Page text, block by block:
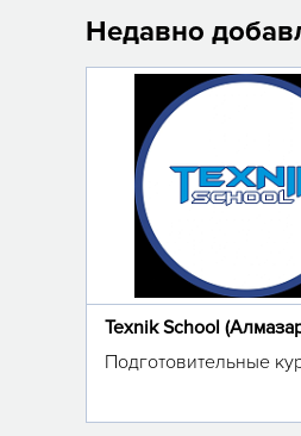
Недавно
Texnik School
Подготовительные